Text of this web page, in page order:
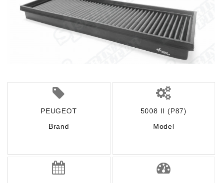
PEUGEOT
Brand
5008 II (P87)
Model